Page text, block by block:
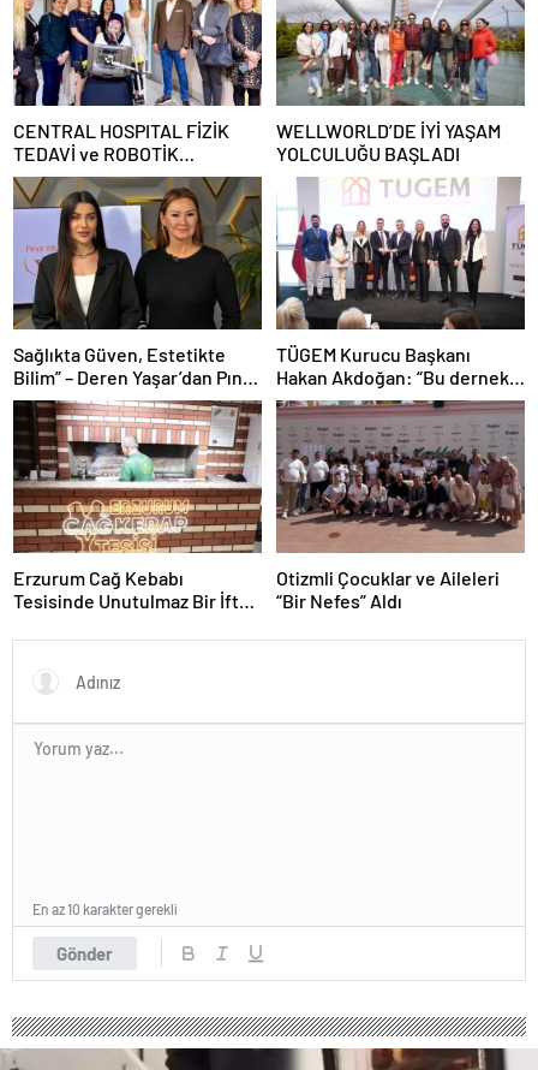
CENTRAL HOSPITAL FİZİK
TEDAVİ ve ROBOTİK
REHABİLİTASYON MERKEZİ
AÇILDI
WELLWORLD’DE İYİ YAŞAM
YOLCULUĞU BAŞLADI
Sağlıkta Güven, Estetikte
Bilim” – Deren Yaşar’dan Pınar
Altuğ’un Programında Çarpıcı
Açıklamalar
TÜGEM Kurucu Başkanı
Hakan Akdoğan: “Bu dernek
bazılarını çok rahatsız etse de
bildiğimden şaşmadık”
Erzurum Cağ Kebabı
Tesisinde Unutulmaz Bir İftar
Otizmli Çocuklar ve Aileleri
“Bir Nefes” Aldı
Gönder
En az 10 karakter gerekli